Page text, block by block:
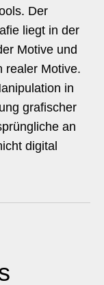
Der
liegt in der
Motive und
realer Motive.
in
grafischer
an
digital